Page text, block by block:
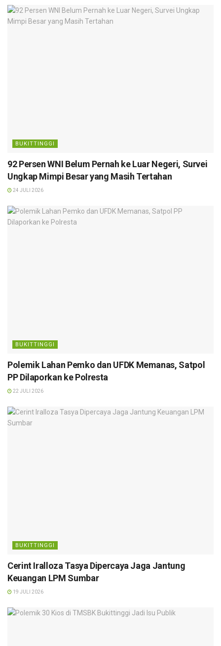
BUKITTINGGI
92 Persen WNI Belum Pernah ke Luar Negeri, Survei
Ungkap Mimpi Besar yang Masih Tertahan
24 JULI 2026
BUKITTINGGI
Polemik Lahan Pemko dan UFDK Memanas, Satpol
PP Dilaporkan ke Polresta
22 JULI 2026
BUKITTINGGI
Cerint Iralloza Tasya Dipercaya Jaga Jantung
Keuangan LPM Sumbar
19 JULI 2026